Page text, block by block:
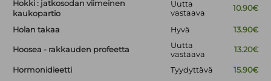
Hokki : jatkosodan viimeinen
kaukopartio
Uutta
vastaava
10.90€
Holan takaa Hyvä 13.90€
Hoosea - rakkauden profeetta
Uutta
vastaava
13.20€
Hormonidieetti Tyydyttävä
15.90€